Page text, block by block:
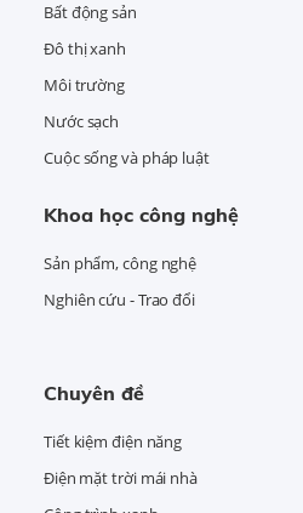
Bất động sản
Đô thị xanh
Môi trường
Nước sạch
Cuộc sống và pháp luật
Khoa học công nghệ
Sản phẩm, công nghệ
Nghiên cứu - Trao đổi
Chuyên đề
Tiết kiệm điện năng
Điện mặt trời mái nhà